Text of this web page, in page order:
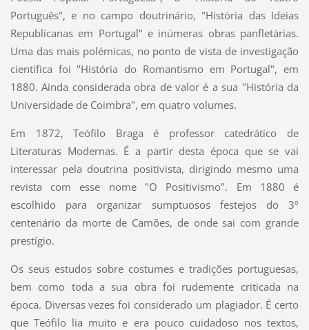
Português", e no campo doutrinário, "História das Ideias
Republicanas em Portugal" e inúmeras obras panfletárias.
Uma das mais polémicas, no ponto de vista de investigação
científica foi "História do Romantismo em Portugal", em
1880. Ainda considerada obra de valor é a sua "História da
Universidade de Coimbra", em quatro volumes.
Em 1872, Teófilo Braga é professor catedrático de
Literaturas Modernas. É a partir desta época que se vai
interessar pela doutrina positivista, dirigindo mesmo uma
revista com esse nome "O Positivismo". Em 1880 é
escolhido para organizar sumptuosos festejos do 3º
centenário da morte de Camões, de onde sai com grande
prestígio.
Os seus estudos sobre costumes e tradições portuguesas,
bem como toda a sua obra foi rudemente criticada na
época. Diversas vezes foi considerado um plagiador. É certo
que Teófilo lia muito e era pouco cuidadoso nos textos,